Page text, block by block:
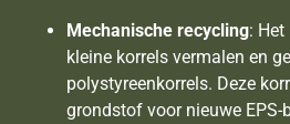
Mechanische recycling:
kleine korrels vermalen en
polystyreenkorrels. Deze
grondstof voor nieuwe EPS-